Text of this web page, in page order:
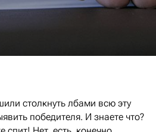
столкнуть лбами всю эту
победителя. И знаете что?